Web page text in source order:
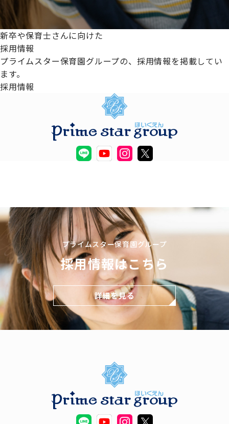
新卒や保育士さんに向けた
採用情報
プライムスター保育園グループの、採用情報を掲載してい
ます。
採用情報
プライムスター保育園グループ
採用情報はこちら
詳細を見る